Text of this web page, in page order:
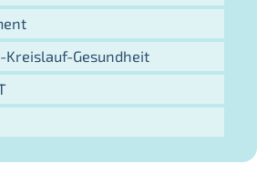
Gesundheit